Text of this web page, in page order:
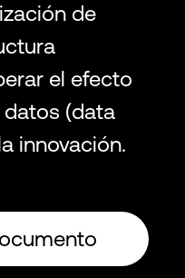
de
el efecto
(data
innovación.